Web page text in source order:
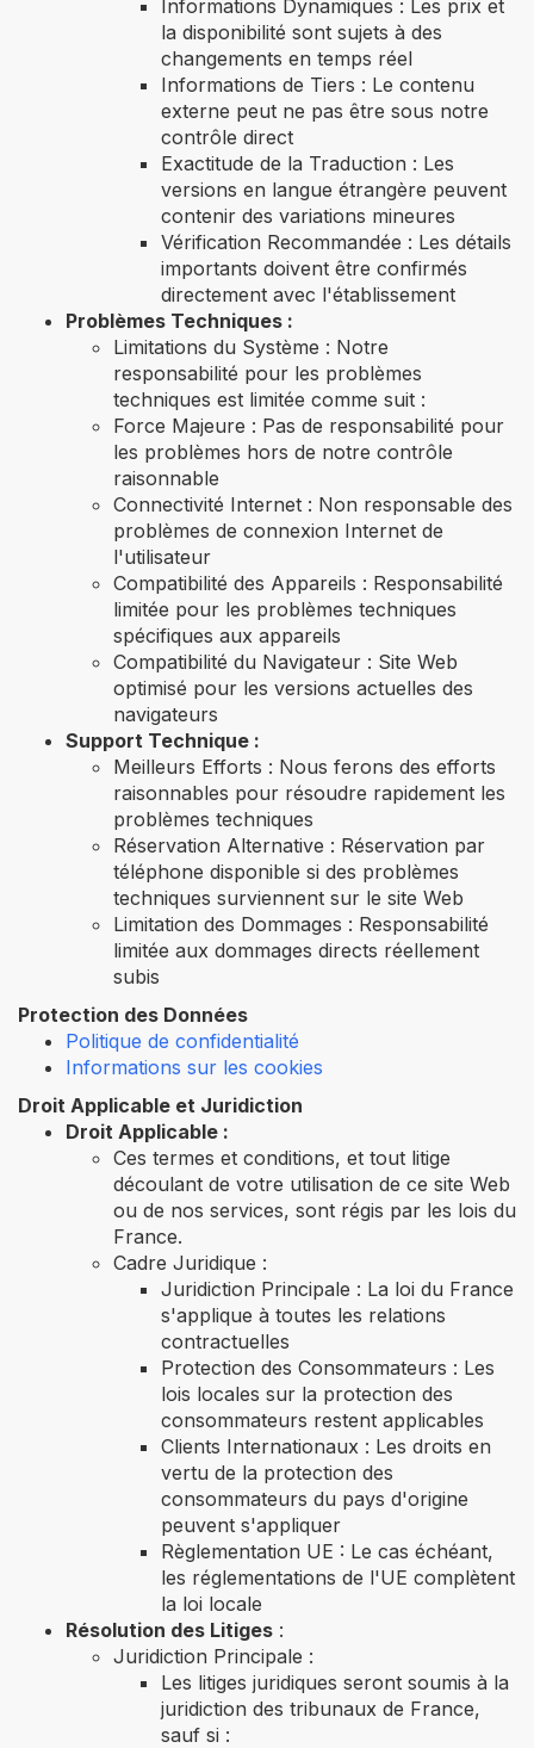
Informations Dynamiques : Les prix et
la disponibilité sont sujets à des
changements en temps réel
Informations de Tiers : Le contenu
externe peut ne pas être sous notre
contrôle direct
Exactitude de la Traduction : Les
versions en langue étrangère peuvent
contenir des variations mineures
Vérification Recommandée : Les détails
importants doivent être confirmés
directement avec l'établissement
Problèmes Techniques :
Limitations du Système : Notre
responsabilité pour les problèmes
techniques est limitée comme suit :
Force Majeure : Pas de responsabilité pour
les problèmes hors de notre contrôle
raisonnable
Connectivité Internet : Non responsable des
problèmes de connexion Internet de
l'utilisateur
Compatibilité des Appareils : Responsabilité
limitée pour les problèmes techniques
spécifiques aux appareils
Compatibilité du Navigateur : Site Web
optimisé pour les versions actuelles des
navigateurs
Support Technique :
Meilleurs Efforts : Nous ferons des efforts
raisonnables pour résoudre rapidement les
problèmes techniques
Réservation Alternative : Réservation par
téléphone disponible si des problèmes
techniques surviennent sur le site Web
Limitation des Dommages : Responsabilité
limitée aux dommages directs réellement
subis
Protection des Données
Politique de confidentialité
Informations sur les cookies
Droit Applicable et Juridiction
Droit Applicable :
Ces termes et conditions, et tout litige
découlant de votre utilisation de ce site Web
ou de nos services, sont régis par les lois du
France.
Cadre Juridique :
Juridiction Principale : La loi du France
s'applique à toutes les relations
contractuelles
Protection des Consommateurs : Les
lois locales sur la protection des
consommateurs restent applicables
Clients Internationaux : Les droits en
vertu de la protection des
consommateurs du pays d'origine
peuvent s'appliquer
Règlementation UE : Le cas échéant,
les réglementations de l'UE complètent
la loi locale
Résolution des Litiges :
Juridiction Principale :
Les litiges juridiques seront soumis à la
juridiction des tribunaux de France,
sauf si :